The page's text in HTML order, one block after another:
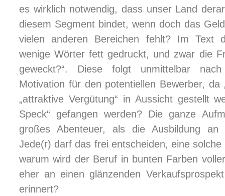
es wirklich notwendig, dass unser Land
diesem Segment bindet, wenn doch das
vielen anderen Bereichen fehlt? Im Text
wenige Wörter fett gedruckt, und zwar die
geweckt?“. Diese folgt unmittelbar
Motivation für den potentiellen Bewerber, da
„attraktive Vergütung“ in Aussicht gestellt
Speck“ gefangen werden? Die ganze
großes Abenteuer, als die Ausbildung an
Jede(r) darf das frei entscheiden, eine
warum wird der Beruf in bunten Farben
eher an einen glänzenden
erinnert?